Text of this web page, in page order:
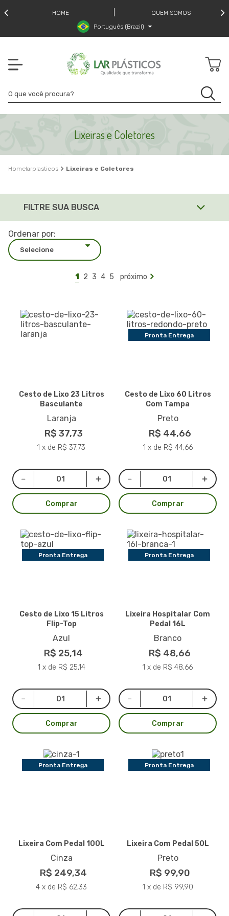
HOME
QUEM SOMOS
Português (Brazil)
Lixeiras e Coletores
larplasticos Lixeiras e Coletores
FILTRE SUA BUSCA
Ordenar por:
1 2 3 4 5 próximo
Cesto de Lixo 23 Litros
Basculante
Laranja
R$ 37,73
1 x de R$ 37,73
Comprar
Pronta Entrega
Cesto de Lixo 60 Litros
Com Tampa
Preto
R$ 44,66
1 x de R$ 44,66
Comprar
Pronta Entrega
Cesto de Lixo 15 Litros
Flip-Top
Azul
R$ 25,14
1 x de R$ 25,14
Comprar
Pronta Entrega
Lixeira Hospitalar Com
Pedal 16L
Branco
R$ 48,66
1 x de R$ 48,66
Comprar
Pronta Entrega
Lixeira Com Pedal 100L
Cinza
R$ 249,34
4 x de R$ 62,33
Pronta Entrega
Lixeira Com Pedal 50L
Preto
R$ 99,90
1 x de R$ 99,90